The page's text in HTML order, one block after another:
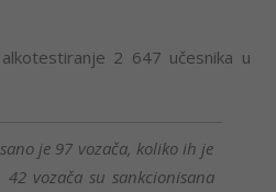
2 647 učesnika u
je 97 vozača, koliko ih je
vozača su sankcionisana